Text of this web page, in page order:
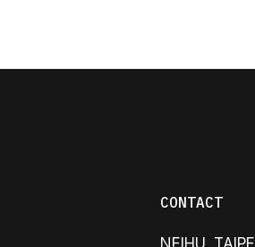
CONTACT
NEIHU, TAIPEI